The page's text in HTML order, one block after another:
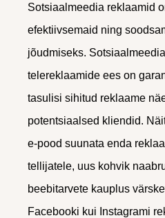
Sotsiaalmeedia reklaamid
efektiivsemaid ning
jõudmiseks.
telereklaamide ees on
tasulisi sihitud reklaame
potentsiaalsed kliendid.
e-pood suunata enda
tellijatele, uus kohvik
beebitarvete kauplus
Facebooki kui Instagrami